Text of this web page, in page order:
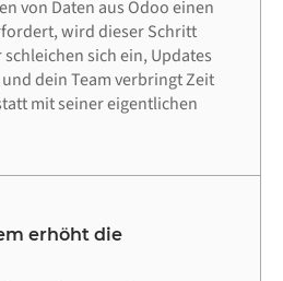
von Daten aus Odoo einen
wird dieser Schritt
sich ein, Updates
dein Team verbringt Zeit
mit seiner eigentlichen
erhöht die